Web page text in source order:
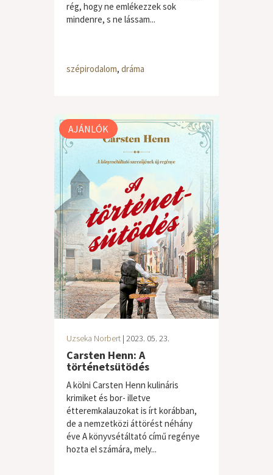
rég, hogy ne emlékezzek sok
mindenre, s ne lássam...
szépirodalom, dráma
AJÁNLÓK
Uzseka Norbert | 2023. 05. 23.
Carsten Henn: A
történetsütödés
A kölni Carsten Henn kulináris
krimiket és bor- illetve
étteremkalauzokat is írt korábban,
de a nemzetközi áttörést néhány
éve A könyvsétáltató című regénye
hozta el számára, mely...